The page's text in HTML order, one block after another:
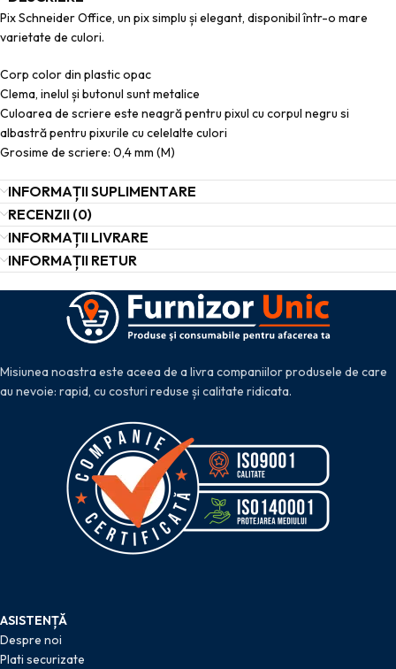
Pix Schneider Office, un pix simplu și elegant, disponibil într-o mare
varietate de culori.
Corp color din plastic opac
Clema, inelul și butonul sunt metalice
Culoarea de scriere este neagră pentru pixul cu corpul negru si
albastră pentru pixurile cu celelalte culori
Grosime de scriere: 0,4 mm (M)
INFORMAȚII SUPLIMENTARE
RECENZII (0)
INFORMAȚII LIVRARE
INFORMAȚII RETUR
Misiunea noastra este aceea de a livra companiilor produsele de care
au nevoie: rapid, cu costuri reduse și calitate ridicata.
ASISTENȚĂ
Despre noi
Plati securizate